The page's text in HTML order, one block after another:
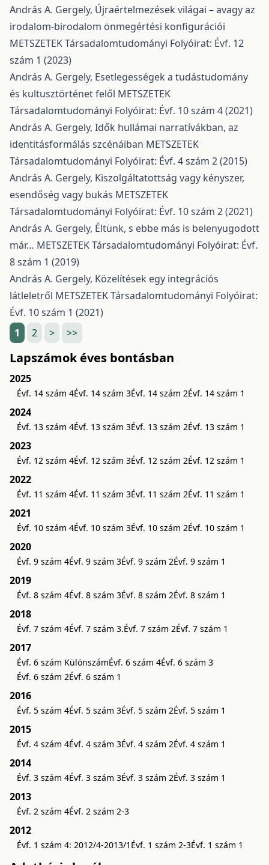
András A. Gergely, Újraértelmezések világai – avagy az
irodalom-birodalom önmegértési konfigurációi
METSZETEK Társadalomtudományi Folyóirat: Évf. 12
szám 1 (2023)
András A. Gergely, Esetlegességek a tudástudomány
és kultusztörténet felől METSZETEK
Társadalomtudományi Folyóirat: Évf. 10 szám 4 (2021)
András A. Gergely, Idők hullámai narratívákban, az
identitásformálás szcénáiban METSZETEK
Társadalomtudományi Folyóirat: Évf. 4 szám 2 (2015)
András A. Gergely, Kiszolgáltatottság vagy kényszer,
esendőség vagy bukás METSZETEK
Társadalomtudományi Folyóirat: Évf. 10 szám 2 (2021)
András A. Gergely, Éltünk, s ebbe más is belenyugodott
már… METSZETEK Társadalomtudományi Folyóirat: Évf.
8 szám 1 (2019)
András A. Gergely, Közelítések egy integrációs
látleletről METSZETEK Társadalomtudományi Folyóirat:
Évf. 10 szám 1 (2021)
1
2 > >>
Lapszámok éves bontásban
2025
Évf. 14 szám 4Évf. 14 szám 3Évf. 14 szám 2Évf. 14 szám 1
2024
Évf. 13 szám 4Évf. 13 szám 3Évf. 13 szám 2Évf. 13 szám 1
2023
Évf. 12 szám 4Évf. 12 szám 3Évf. 12 szám 2Évf. 12 szám 1
2022
Évf. 11 szám 4Évf. 11 szám 3Évf. 11 szám 2Évf. 11 szám 1
2021
Évf. 10 szám 4Évf. 10 szám 3Évf. 10 szám 2Évf. 10 szám 1
2020
Évf. 9 szám 4Évf. 9 szám 3Évf. 9 szám 2Évf. 9 szám 1
2019
Évf. 8 szám 4Évf. 8 szám 3Évf. 8 szám 2Évf. 8 szám 1
2018
Évf. 7 szám 4Évf. 7 szám 3.Évf. 7 szám 2Évf. 7 szám 1
2017
Évf. 6 szám KülönszámÉvf. 6 szám 4Évf. 6 szám 3
Évf. 6 szám 2Évf. 6 szám 1
2016
Évf. 5 szám 4Évf. 5 szám 3Évf. 5 szám 2Évf. 5 szám 1
2015
Évf. 4 szám 4Évf. 4 szám 3Évf. 4 szám 2Évf. 4 szám 1
2014
Évf. 3 szám 4Évf. 3 szám 3Évf. 3 szám 2Évf. 3 szám 1
2013
Évf. 2 szám 4Évf. 2 szám 2-3
2012
Évf. 1 szám 4: 2012/4-2013/1 Évf. 1 szám 2-3Évf. 1 szám 1